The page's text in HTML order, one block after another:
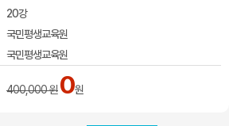
20강
국민평생교육원
국민평생교육원
400,000 원0원